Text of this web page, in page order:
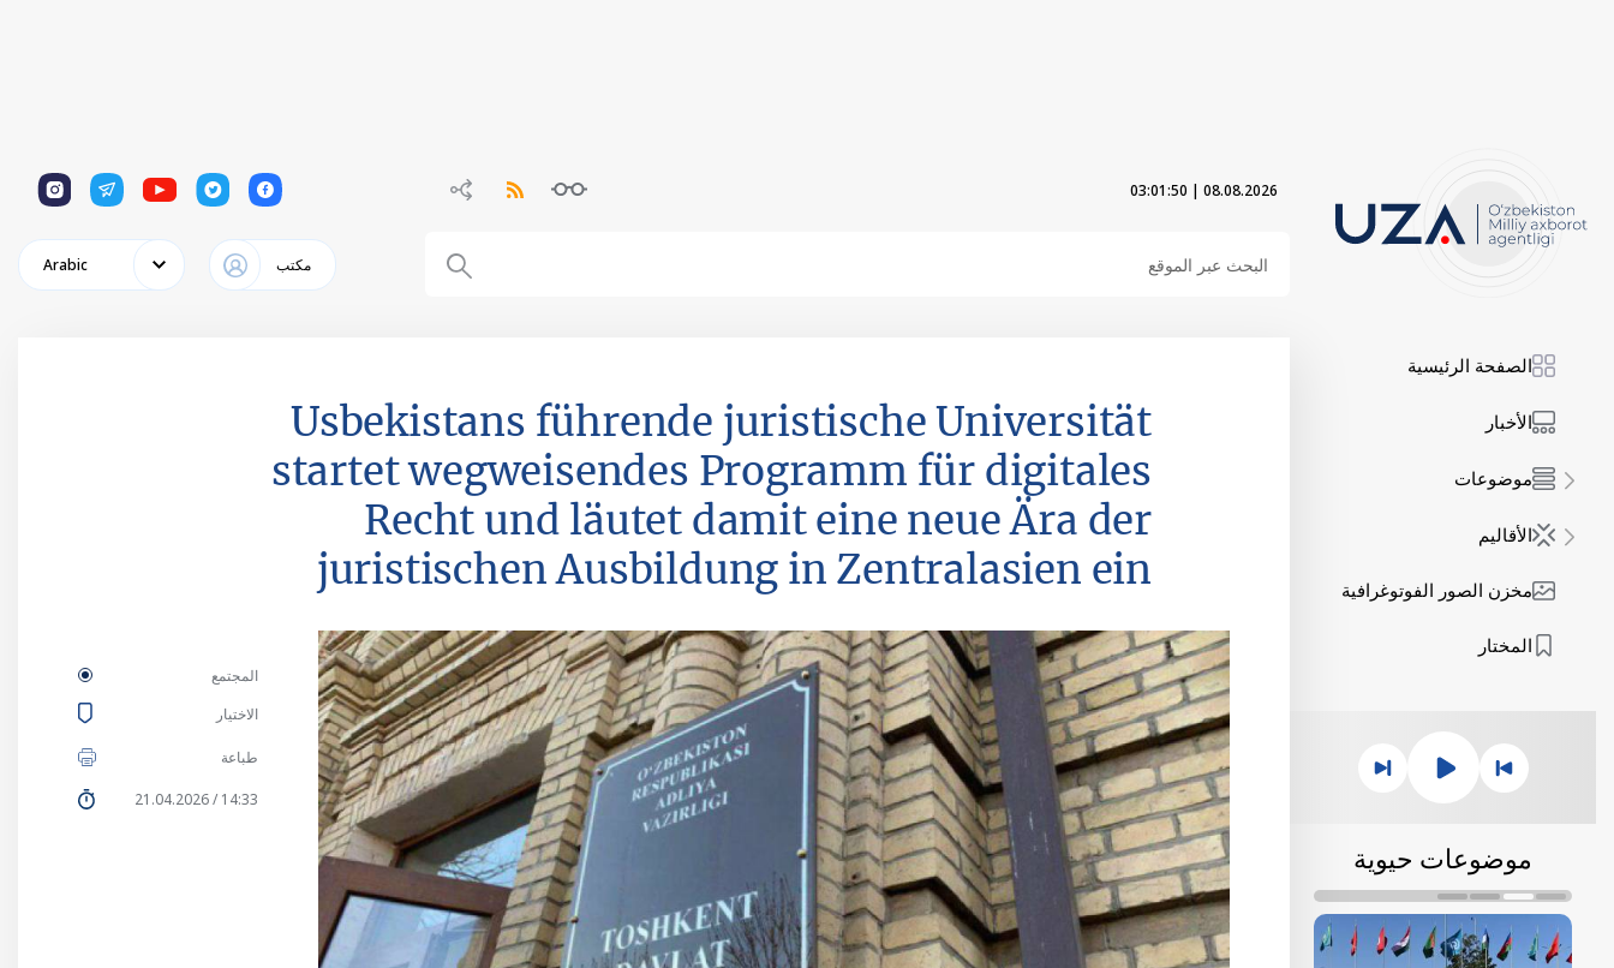
08.08.2026
|
03:01:51
1
1
1
1
1
مكتب Arabic
الصفحة الرئيسية
الأخبار
موضوعات
الأقاليم
مخزن الصور الفوتوغرافية
المختار
موضوعات حيوية
Usbekistans führende juristische Universität
startet wegweisendes Programm für digitales
Recht und läutet damit eine neue Ära der
juristischen Ausbildung in Zentralasien ein
المجتمع
الاختيار
طباعة
14:33 / 21.04.2026